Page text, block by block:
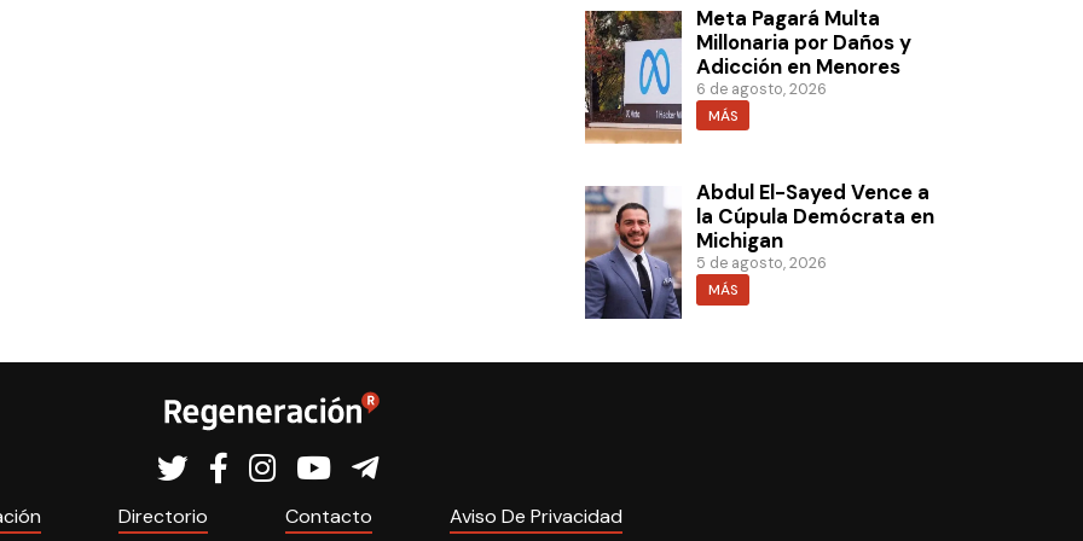
Meta Pagará Multa
Millonaria por Daños y
Adicción en Menores
6 de agosto, 2026
MÁS
Abdul El-Sayed Vence a
la Cúpula Demócrata en
Michigan
5 de agosto, 2026
MÁS
Directorio Contacto Aviso De Privacidad